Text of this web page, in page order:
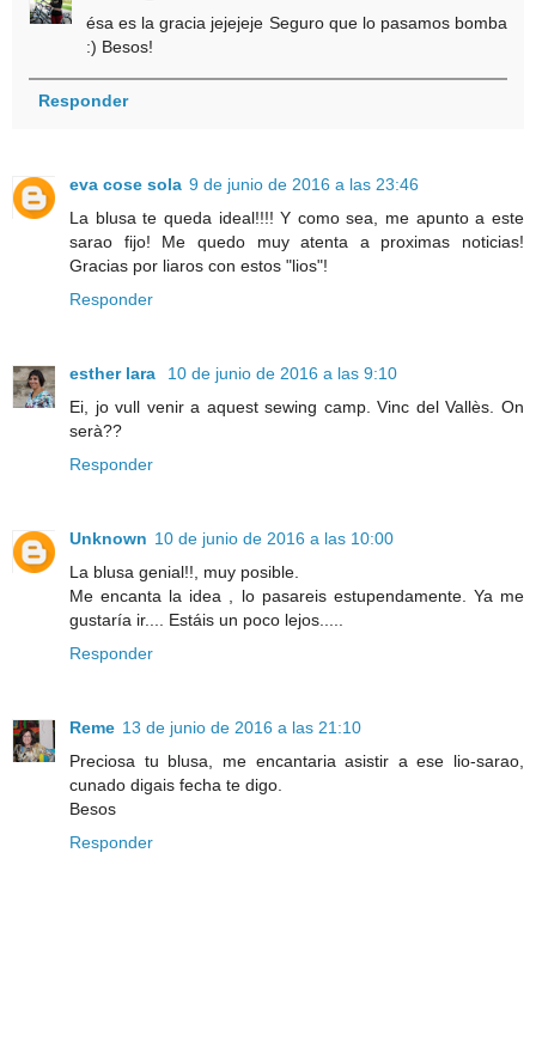
ésa es la gracia jejejeje Seguro que lo pasamos bomba
:) Besos!
Responder
eva cose sola 9 de junio de 2016 a las 23:46
La blusa te queda ideal!!!! Y como sea, me apunto a este
sarao fijo! Me quedo muy atenta a proximas noticias!
Gracias por liaros con estos "lios"!
Responder
esther lara
10 de junio de 2016 a las 9:10
Ei, jo vull venir a aquest sewing camp. Vinc del Vallès. On
serà??
Responder
Unknown 10 de junio de 2016 a las 10:00
La blusa genial!!, muy posible.
Me encanta la idea , lo pasareis estupendamente. Ya me
gustaría ir.... Estáis un poco lejos.....
Responder
Reme 13 de junio de 2016 a las 21:10
Preciosa tu blusa, me encantaria asistir a ese lio-sarao,
cunado digais fecha te digo.
Besos
Responder